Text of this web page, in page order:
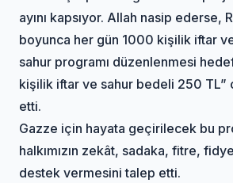
ayını kapsıyor. Allah nasip ederse,
boyunca her gün 1000 kişilik iftar
sahur programı düzenlenmesi
kişilik iftar ve sahur bedeli 250 TL”
etti.
Gazze için hayata geçirilecek bu
halkımızın zekât, sadaka, fitre,
destek vermesini talep etti.